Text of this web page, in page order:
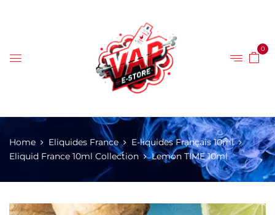
0
Home Eliquides France
E-liquides Français 10ml
Eliquid France 10ml Collection
Lemon TIME 10ml